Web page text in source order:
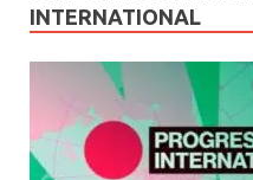
INTERNATIONAL